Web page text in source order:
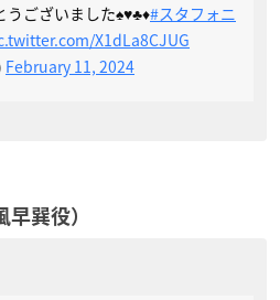
うございました♠️♥️♣️♦️#スタフォニ
X1dLa8CJUG
February 11, 2024
巽役）